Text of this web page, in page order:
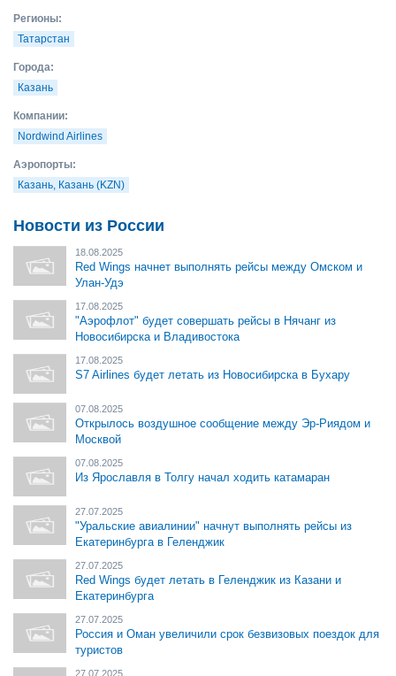
Регионы:
Татарстан
Города:
Казань
Компании:
Nordwind Airlines
Аэропорты:
Казань, Казань (KZN)
Новости из России
18.08.2025
Red Wings начнет выполнять рейсы между Омском и
Улан-Удэ
17.08.2025
"Аэрофлот" будет совершать рейсы в Нячанг из
Новосибирска и Владивостока
17.08.2025
S7 Airlines будет летать из Новосибирска в Бухару
07.08.2025
Открылось воздушное сообщение между Эр-Риядом и
Москвой
07.08.2025
Из Ярославля в Толгу начал ходить катамаран
27.07.2025
"Уральские авиалинии" начнут выполнять рейсы из
Екатеринбурга в Геленджик
27.07.2025
Red Wings будет летать в Геленджик из Казани и
Екатеринбурга
27.07.2025
Россия и Оман увеличили срок безвизовых поездок для
туристов
27.07.2025